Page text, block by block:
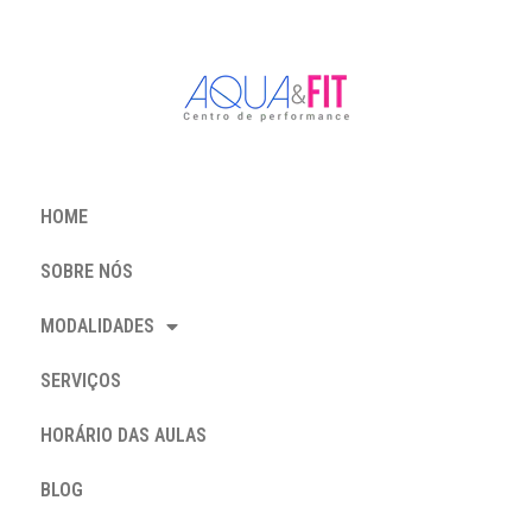
HOME
SOBRE NÓS
MODALIDADES
SERVIÇOS
HORÁRIO DAS AULAS
BLOG